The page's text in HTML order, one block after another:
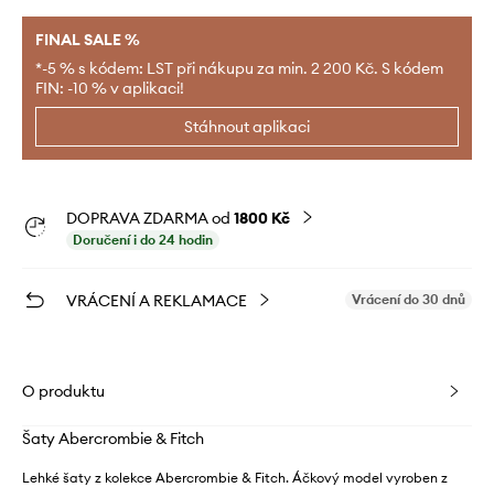
FINAL SALE %
*-5 % s kódem: LST při nákupu za min. 2 200 Kč. S kódem
FIN: -10 % v aplikaci!
Stáhnout aplikaci
DOPRAVA ZDARMA od 1800 Kč
Doručení i do 24 hodin
VRÁCENÍ A REKLAMACE Vrácení do 30 dnů
O produktu
Šaty Abercrombie & Fitch
Lehké šaty z kolekce Abercrombie & Fitch. Áčkový model vyroben z